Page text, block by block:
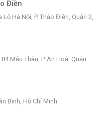
Điền
Hà.Nội, P. Thảo Điền, Quận 2,
Mậu Thân, P. An Hoà, Quận
Bình, Hồ Chí Minh